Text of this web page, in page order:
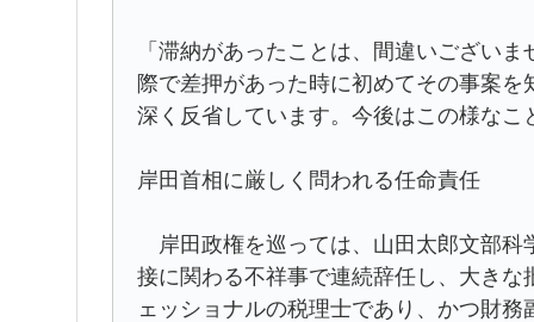
「滞納があったことは、間違いござい
際で差押があった時に初めてその事案
深く反省しています。今後はこの様な
岸田首相に厳しく問われる任命責任
岸田政権を巡っては、山田太郎文部科
接に関わる不祥事で連続辞任し、大き
ェッショナルの税理士であり、かつ財